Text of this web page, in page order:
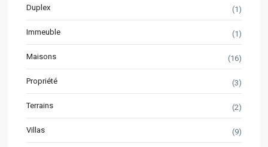
Duplex (1)
Immeuble (1)
Maisons (16)
Propriété (3)
Terrains (2)
Villas (9)